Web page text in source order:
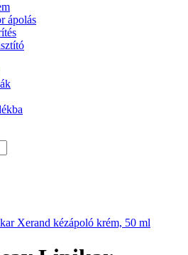
ápolás
Xerand kézápoló krém, 50 ml